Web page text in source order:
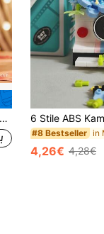
#8 Bestseller
4,26€ 4,28€